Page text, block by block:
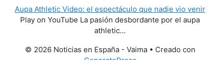
Aupa Athletic Video: el espectáculo que nadie vio venir
Play on YouTube La pasión desbordante por el aupa
athletic…
© 2026 Noticias en España - Vaima• Creado con